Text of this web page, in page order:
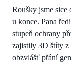
Roušky jsme sice
u konce. Pana
stupeň ochrany
zajistily 3D štíty z
obzvlášť přání